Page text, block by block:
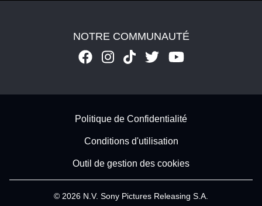
NOTRE COMMUNAUTÉ
Footer - SubfooterPolitique de Confidentialité
Conditions d'utilisation
Outil de gestion des cookies
© 2026 N.V. Sony Pictures Releasing S.A.